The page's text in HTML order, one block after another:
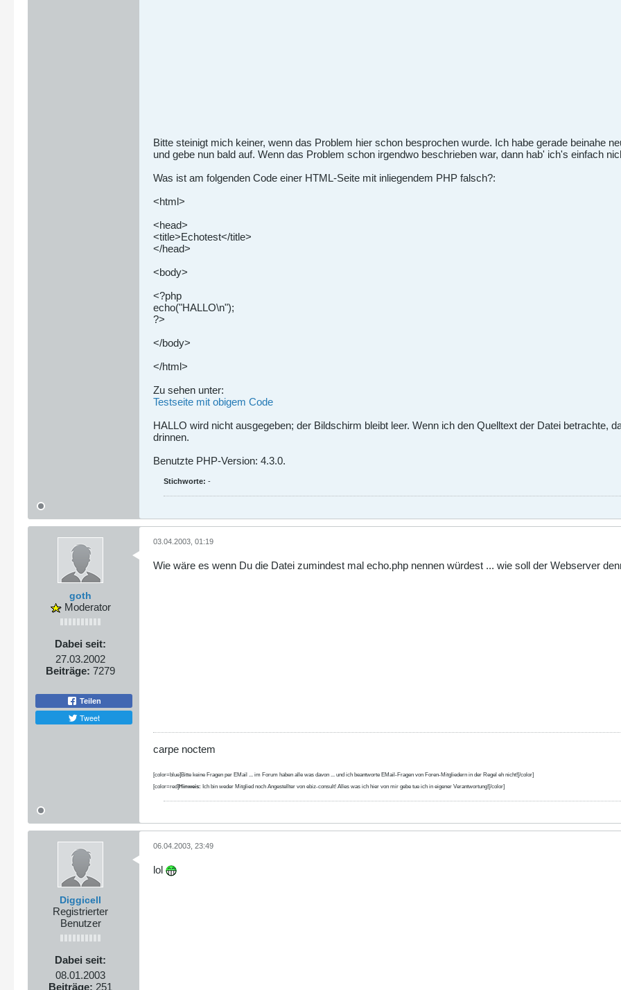
Bitte steinigt mich keiner, wenn das Problem hier schon besprochen wurde. Ich habe gerade beinahe
und gebe nun bald auf. Wenn das Problem schon irgendwo beschrieben war, dann hab' ich's einfach
Was ist am folgenden Code einer HTML-Seite mit inliegendem PHP falsch?:
<html>
<head>
<title>Echotest</title>
</head>
<body>
<?php
echo("HALLO\n");
?>
</body>
</html>
Zu sehen unter:
Testseite mit obigem Code
HALLO wird nicht ausgegeben; der Bildschirm bleibt leer. Wenn ich den Quelltext der Datei betrachte,
drinnen.
Benutzte PHP-Version: 4.3.0.
Stichworte: -
goth
Moderator
Dabei seit:
27.03.2002
Beiträge: 7279
Teilen
Tweet
03.04.2003, 01:19
Wie wäre es wenn Du die Datei zumindest mal echo.php nennen würdest ... wie soll der Webserver
carpe noctem
[color=blue]Bitte keine Fragen per EMail ... im Forum haben alle was davon ... und ich beantworte EMail-Fragen von Foren-Mitgliedern in der Regel eh nicht![/color]
[color=red]Hinweis: Ich bin weder Mitglied noch Angestellter von ebiz-consult! Alles was ich hier von mir gebe tue ich in eigener Verantwortung![/color]
Diggicell
Registrierter
Benutzer
Dabei seit:
08.01.2003
Beiträge: 251
06.04.2003, 23:49
lol